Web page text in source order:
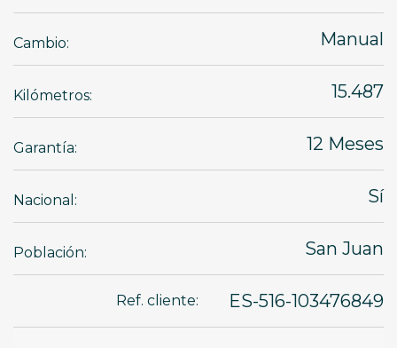
Cambio: Manual
Kilómetros: 15.487
Garantía: 12 Meses
Nacional: Sí
Población: San Juan
Ref. cliente: ES-516-103476849